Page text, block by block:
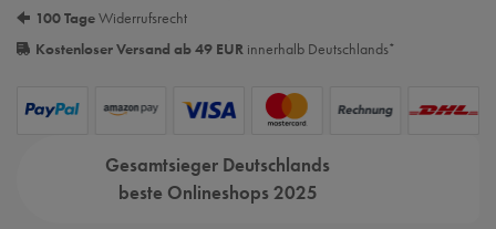
100 TageWiderrufsrecht
Kostenloser Versand ab 49 EUR innerhalb Deutschlands*
Gesamtsieger Deutschlands
beste Onlineshops 2025